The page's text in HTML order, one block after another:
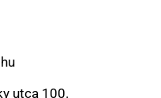
utca 100.